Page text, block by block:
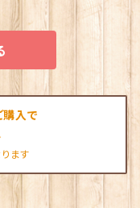
入で
ます